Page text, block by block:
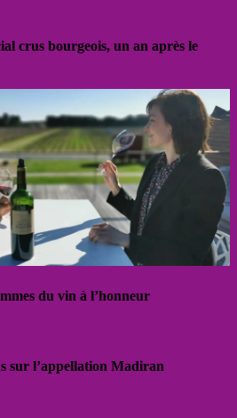
crus bourgeois, un an après le
du vin à l’honneur
sur l’appellation Madiran